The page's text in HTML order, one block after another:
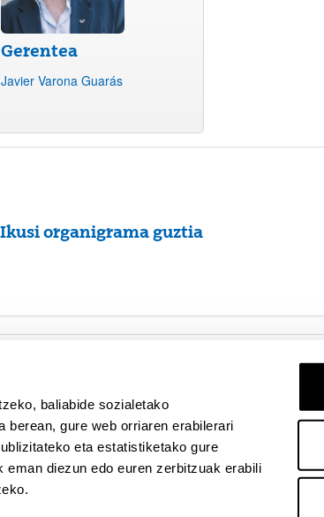
baliabide sozialetako
gure web orriaren erabilerari
eta estatistiketako gure
diezun edo euren zerbitzuak erabili
Gerentea
Javier Varona Guarás
Ikusi organigrama guztia
Estrategia Plana 2026-2028